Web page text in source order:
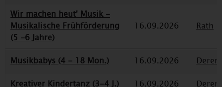
Wir machen heut' Musik -
Musikalische Frühförderung
(5 -6 Jahre)
16.09.2026 Rath
Musikbabys (4 - 18 Mon.) 16.09.2026
Kreativer Kindertanz (3-4 J.)
16.09.2026